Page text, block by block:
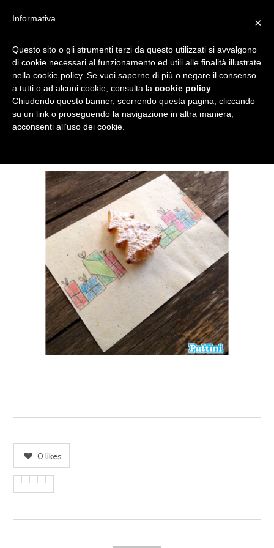
BISCOTTI DI NATALE ALLE
MANDORLE COME REGALO
DI NATALE
0 likes
×
Informativa
Questo sito o gli strumenti terzi da questo utilizzati si avvalgono
di cookie necessari al funzionamento ed utili alle finalità illustrate
nella cookie policy. Se vuoi saperne di più o negare il consenso
a tutti o ad alcuni cookie, consulta la cookie policy
Chiudendo questo banner, scorrendo questa pagina, cliccando
su un link o proseguendo la navigazione in altra maniera,
acconsenti all’uso dei cookie.